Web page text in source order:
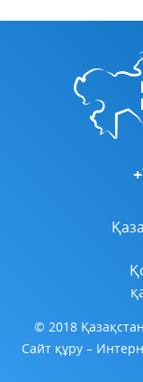
© 2018
Сайт құру –